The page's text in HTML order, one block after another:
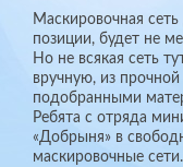
Маскировочная
позиции, будет не
Но не всякая сеть
вручную, из
подобранными
Ребята с отряда
«Добрыня» в
маскировочные